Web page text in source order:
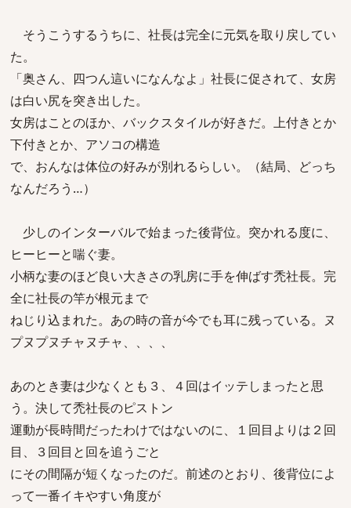
そうこうするうちに、社長は完全に元気を取り戻してい
た。
「奥さん、四つん這いになんなよ」社長に促されて、女房
は白い尻を突き出した。
女房はことのほか、バックスタイルが好きだ。上付きとか
下付きとか、アソコの構造
で、おんなは体位の好みが別れるらしい。（結局、どっち
なんだろう…）
少しのインターバルで始まった後背位。突かれる度に、
ヒーヒーと喘ぐ妻。
小柄な妻のほど良い大きさの乳房に手を伸ばす禿社長。完
全に社長の竿が根元まで
ねじり込まれた。あの時の音が今でも耳に残っている。ヌ
プヌプヌチャヌチャ、、、、
あのとき妻は少なくとも３、４回はイッテしまったと思
う。決して禿社長のピストン
運動が長時間だったわけではないのに、１回目よりは２回
目、３回目と回を追うごと
にその間隔が短くなったのだ。前述のとおり、後背位によ
って一番イキやすい角度が